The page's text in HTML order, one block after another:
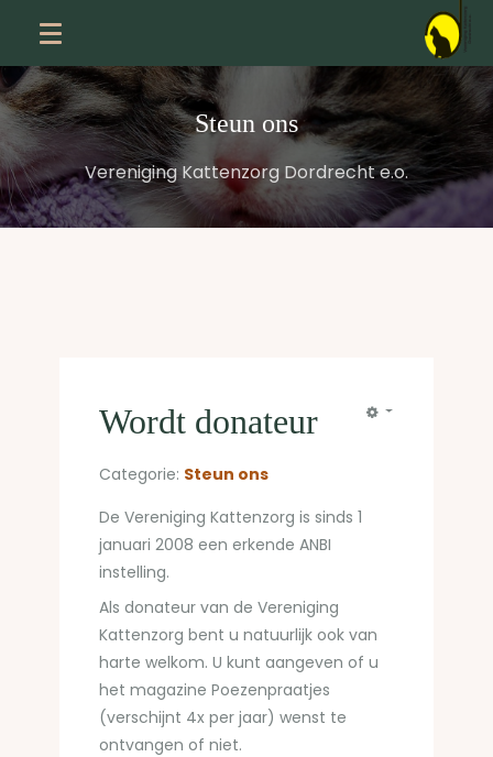
Steun ons
Vereniging Kattenzorg Dordrecht e.o.
Wordt donateur
Categorie: Steun ons
De Vereniging Kattenzorg is sinds 1
januari 2008 een erkende ANBI
instelling.
Als donateur van de Vereniging
Kattenzorg bent u natuurlijk ook van
harte welkom. U kunt aangeven of u
het magazine Poezenpraatjes
(verschijnt 4x per jaar) wenst te
ontvangen of niet.